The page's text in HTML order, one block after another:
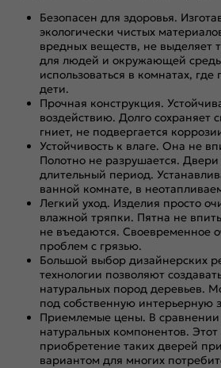
Безопасен для здоровья.
экологически чистых
вредных веществ, не выделяет
для людей и окружающей
использоваться в комнатах,
дети.
Прочная конструкция.
воздействию. Долго сохраняет
гниет, не подвергается
Устойчивость к влаге. Она не
Полотно не разрушается.
длительный период.
ванной комнате, в
Легкий уход. Изделия просто
влажной тряпки. Пятна не
не въедаются. Своевременное
проблем с грязью.
Большой выбор дизайнерских
технологии позволяют
натуральных пород деревьев.
под собственную интерьерную
Приемлемые цены. В
натуральных компонентов. Этот
приобретение таких дверей
вариантом для многих